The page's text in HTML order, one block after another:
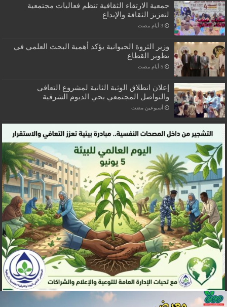
جمعية الارتقاء الثقافية تنظم فعاليات مجتمعية
لتعزيز الثقافة والإبداع
‏3 أيام مضت
وزير الثروة الحيوانية يؤكد أهمية البحث العلمي في
تطوير القطاع
‏5 أيام مضت
إعلان انطلاق الوثبة الثانية لمشروع التعافي
والتواصل المجتمعي بحي الديوم الشرقية
‏أسبوعين مضت